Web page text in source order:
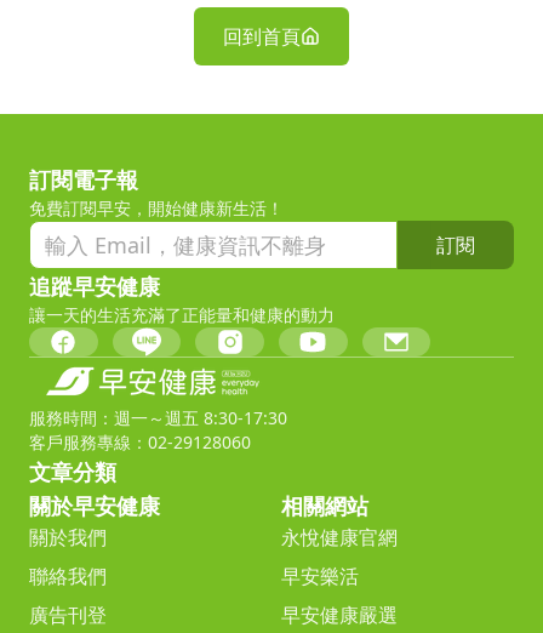
回到首頁
訂閱電子報
免費訂閱早安，開始健康新生活！
訂閱
追蹤早安健康
讓一天的生活充滿了正能量和健康的動力
服務時間：週一～週五 8:30-17:30
客戶服務專線：02-29128060
文章分類
關於早安健康
關於我們
聯絡我們
廣告刊登
相關網站
永悅健康官網
早安樂活
早安健康嚴選